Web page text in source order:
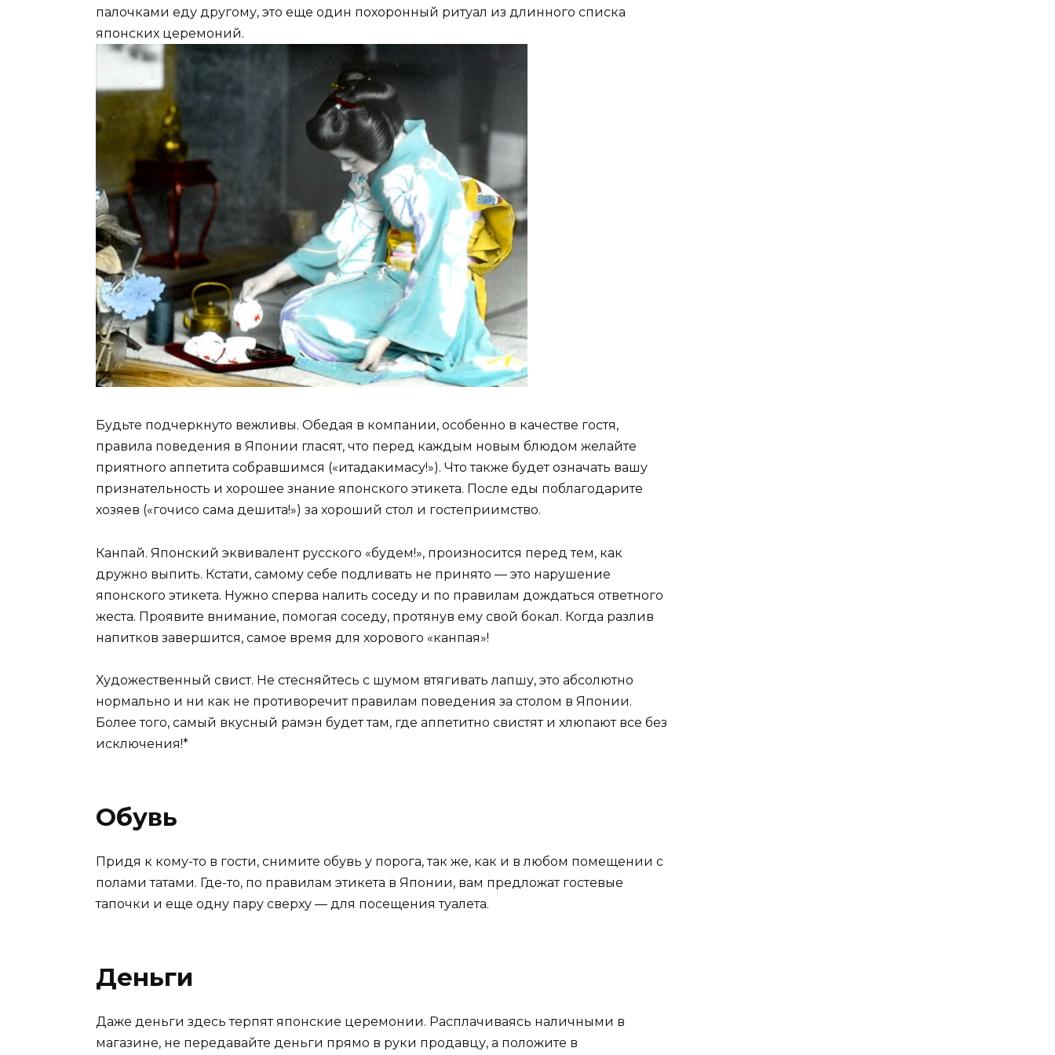
палочками еду другому, это еще один похоронный ритуал из длинного списка
японских церемоний.
Будьте подчеркнуто вежливы. Обедая в компании, особенно в качестве гостя,
правила поведения в Японии гласят, что перед каждым новым блюдом желайте
приятного аппетита собравшимся («итадакимасу!»). Что также будет означать вашу
признательность и хорошее знание японского этикета. После еды поблагодарите
хозяев («гочисо сама дешита!») за хороший стол и гостеприимство.
Канпай. Японский эквивалент русского «будем!», произносится перед тем, как
дружно выпить. Кстати, самому себе подливать не принято — это нарушение
японского этикета. Нужно сперва налить соседу и по правилам дождаться ответного
жеста. Проявите внимание, помогая соседу, протянув ему свой бокал. Когда разлив
напитков завершится, самое время для хорового «канпая»!
Художественный свист. Не стесняйтесь с шумом втягивать лапшу, это абсолютно
нормально и ни как не противоречит правилам поведения за столом в Японии.
Более того, самый вкусный рамэн будет там, где аппетитно свистят и хлюпают все без
исключения!*
Обувь
Придя к кому-то в гости, снимите обувь у порога, так же, как и в любом помещении с
полами татами. Где-то, по правилам этикета в Японии, вам предложат гостевые
тапочки и еще одну пару сверху — для посещения туалета.
Деньги
Даже деньги здесь терпят японские церемонии. Расплачиваясь наличными в
магазине, не передавайте деньги прямо в руки продавцу, а положите в